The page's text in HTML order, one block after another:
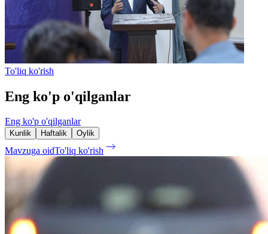
To'liq ko'rish
Eng ko'p o'qilganlar
Eng ko'p o'qilganlar
Kunlik Haftalik Oylik
Mavzuga oidTo'liq ko'rish